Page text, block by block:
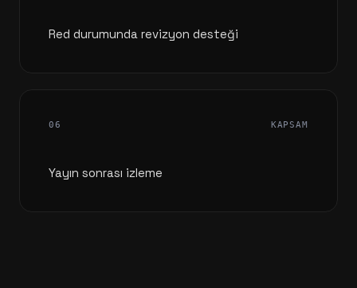
Red durumunda revizyon desteği
06 KAPSAM
Yayın sonrası izleme